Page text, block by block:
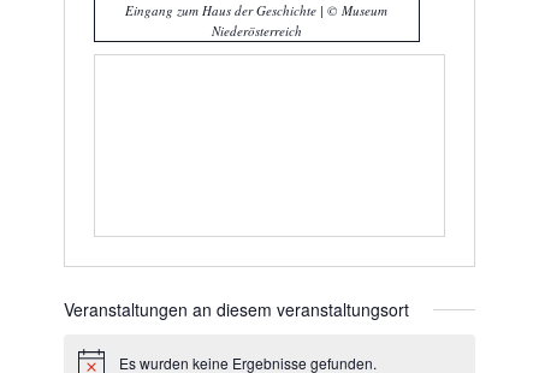
Eingang zum Haus der Geschichte | © Museum
Niederösterreich
Veranstaltungen an diesem veranstaltungsort
Es wurden keine Ergebnisse gefunden.